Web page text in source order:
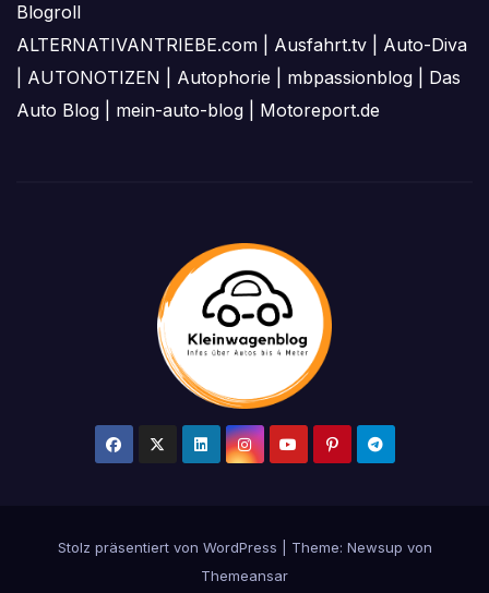
Blogroll
ALTERNATIVANTRIEBE.com
Ausfahrt.tv
Auto-Diva
AUTONOTIZEN Autophorie mbpassionblog
Das
Auto Blog
mein-auto-blog Motoreport.de
Stolz präsentiert von WordPress Theme: Newsup von
Themeansar